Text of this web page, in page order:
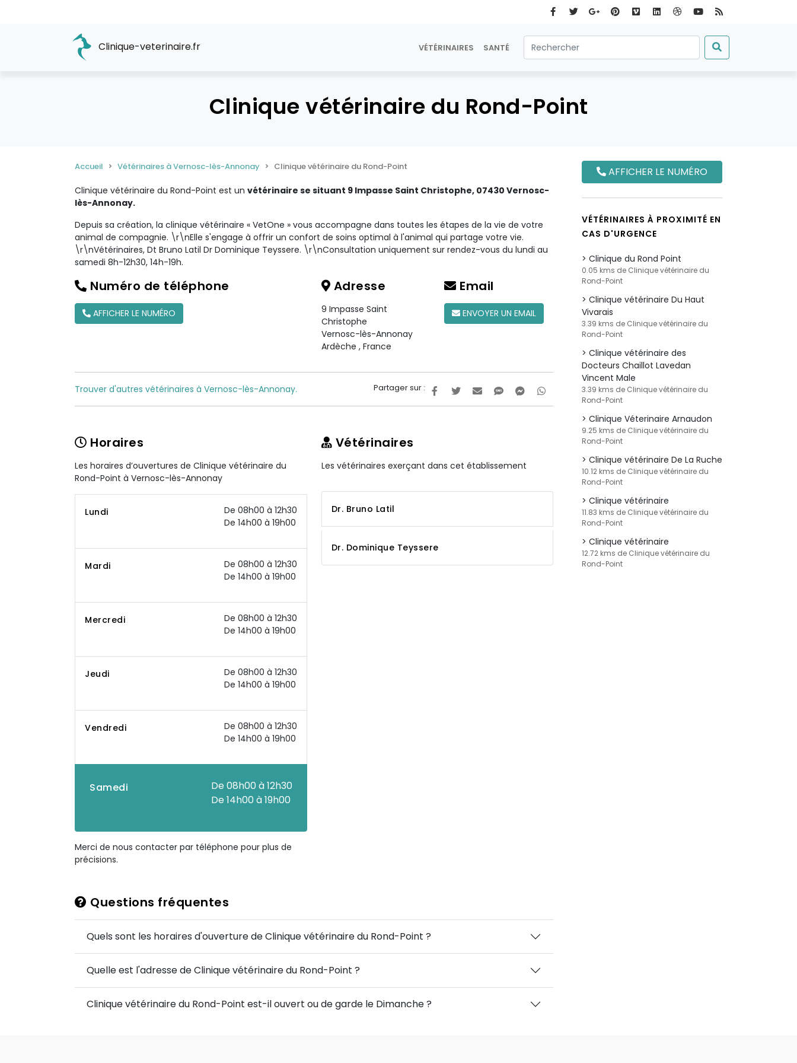
Clinique-veterinaire.fr VÉTÉRINAIRES SANTÉ
Clinique vétérinaire du Rond-Point
Accueil Vétérinaires à Vernosc-lès-Annonay Clinique vétérinaire du Rond-Point
Clinique vétérinaire du Rond-Point est un vétérinaire se situant 9 Impasse Saint Christophe, 07430 Vernosc-
lès-Annonay.
Depuis sa création, la clinique vétérinaire « VetOne » vous accompagne dans toutes les étapes de la vie de votre
animal de compagnie. \r\nElle s'engage à offrir un confort de soins optimal à l'animal qui partage votre vie.
\r\nVétérinaires, Dt Bruno Latil Dr Dominique Teyssere. \r\nConsultation uniquement sur rendez-vous du lundi au
samedi 8h-12h30, 14h-19h.
Numéro de téléphone
AFFICHER LE NUMÉRO
Adresse
9 Impasse Saint
Christophe
Vernosc-lès-Annonay
Ardèche , France
Email
ENVOYER UN EMAIL
Partager sur :
Trouver d'autres vétérinaires à Vernosc-lès-Annonay.
Horaires
Les horaires d’ouvertures de Clinique vétérinaire du
Rond-Point à Vernosc-lès-Annonay
Lundi
De 08h00 à 12h30
De 14h00 à 19h00
Mardi
De 08h00 à 12h30
De 14h00 à 19h00
Mercredi
De 08h00 à 12h30
De 14h00 à 19h00
Jeudi
De 08h00 à 12h30
De 14h00 à 19h00
Vendredi
De 08h00 à 12h30
De 14h00 à 19h00
Samedi
De 08h00 à 12h30
De 14h00 à 19h00
Merci de nous contacter par téléphone pour plus de
précisions.
Vétérinaires
Les vétérinaires exerçant dans cet établissement
Dr. Bruno Latil
Dr. Dominique Teyssere
Questions fréquentes
Quels sont les horaires d'ouverture de Clinique vétérinaire du Rond-Point ?
Quelle est l'adresse de Clinique vétérinaire du Rond-Point ?
Clinique vétérinaire du Rond-Point est-il ouvert ou de garde le Dimanche ?
AFFICHER LE NUMÉRO
VÉTÉRINAIRES À PROXIMITÉ EN
CAS D'URGENCE
Clinique du Rond Point
0.05 kms de Clinique vétérinaire du
Rond-Point
Clinique vétérinaire Du Haut
Vivarais
3.39 kms de Clinique vétérinaire du
Rond-Point
Clinique vétérinaire des
Docteurs Chaillot Lavedan
Vincent Male
3.39 kms de Clinique vétérinaire du
Rond-Point
Clinique Véterinaire Arnaudon
9.25 kms de Clinique vétérinaire du
Rond-Point
Clinique vétérinaire De La Ruche
10.12 kms de Clinique vétérinaire du
Rond-Point
Clinique vétérinaire
11.83 kms de Clinique vétérinaire du
Rond-Point
Clinique vétérinaire
12.72 kms de Clinique vétérinaire du
Rond-Point